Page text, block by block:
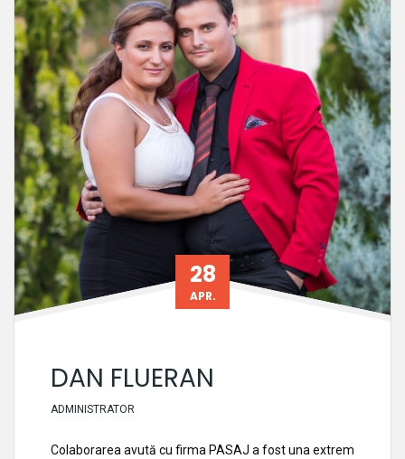
28
APR.
DAN FLUERAN
ADMINISTRATOR
Colaborarea avută cu firma PASAJ a fost una extrem